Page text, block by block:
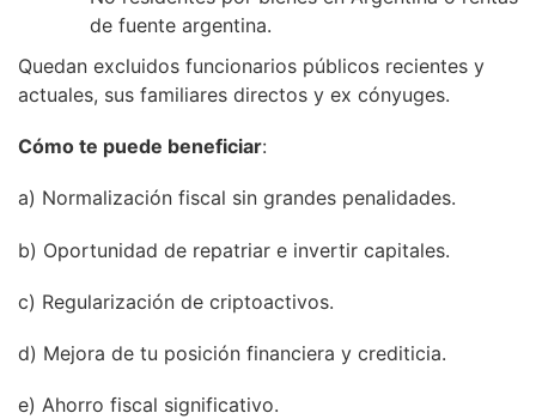
de fuente argentina.
Quedan excluidos funcionarios públicos recientes y
actuales, sus familiares directos y ex cónyuges.
Cómo te puede beneficiar:
a) Normalización fiscal sin grandes penalidades.
b) Oportunidad de repatriar e invertir capitales.
c) Regularización de criptoactivos.
d) Mejora de tu posición financiera y crediticia.
e) Ahorro fiscal significativo.